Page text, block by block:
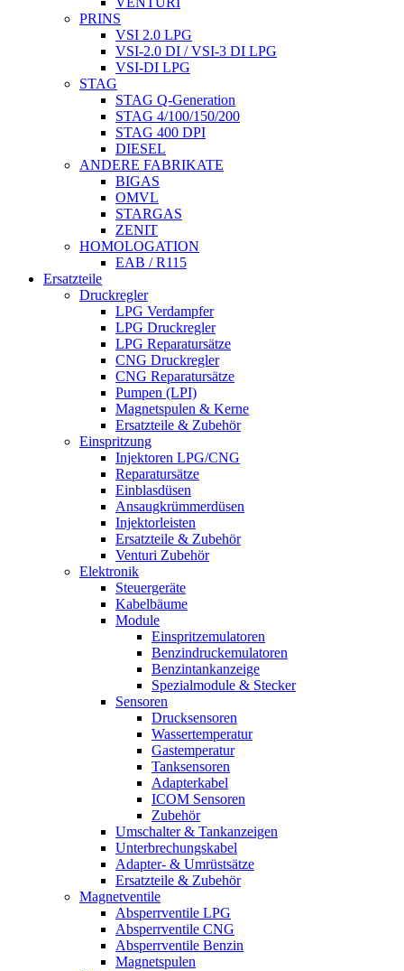
PRINS
VSI 2.0 LPG
VSI-2.0 DI / VSI-3 DI LPG
VSI-DI LPG
STAG
STAG Q-Generation
STAG 4/100/150/200
STAG 400 DPI
DIESEL
ANDERE FABRIKATE
BIGAS
OMVL
STARGAS
ZENIT
HOMOLOGATION
EAB / R115
Ersatzteile
Druckregler
LPG Verdampfer
LPG Druckregler
LPG Reparatursätze
CNG Druckregler
CNG Reparatursätze
Pumpen (LPI)
Magnetspulen & Kerne
Ersatzteile & Zubehör
Einspritzung
Injektoren LPG/CNG
Reparatursätze
Einblasdüsen
Ansaugkrümmerdüsen
Injektorleisten
Ersatzteile & Zubehör
Venturi Zubehör
Elektronik
Steuergeräte
Kabelbäume
Module
Einspritzemulatoren
Benzindruckemulatoren
Benzintankanzeige
Spezialmodule & Stecker
Sensoren
Drucksensoren
Wassertemperatur
Gastemperatur
Tanksensoren
Adapterkabel
ICOM Sensoren
Zubehör
Umschalter & Tankanzeigen
Unterbrechungskabel
Adapter- & Umrüstsätze
Ersatzteile & Zubehör
Magnetventile
Absperrventile LPG
Absperrventile CNG
Absperrventile Benzin
Magnetspulen